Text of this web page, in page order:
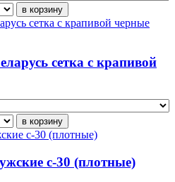
сетка с крапивой
с-30 (плотные)